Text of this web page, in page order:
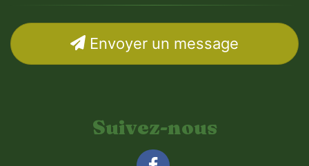
Envoyer un message
Suivez-nous